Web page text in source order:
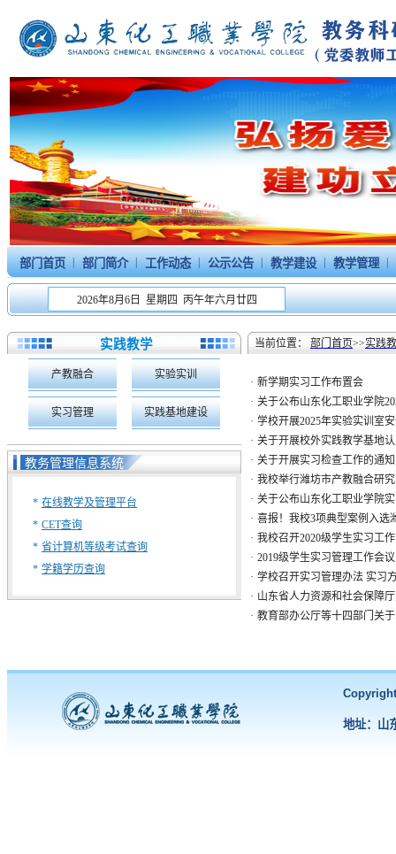
部门首页 | 部门简介 | 工作动态 | 公示公告 | 教学建设 | 教学管理 |
2026年8月6日 星期四 丙午年六月廿四
实践教学
产教融合 实验实训
实习管理 实践基地建设
教务管理信息系统
* 在线教学及管理平台
* CET查询
* 省计算机等级考试查询
* 学籍学历查询
当前位置： 部门首页>>实践
· 新学期实习工作布置会
· 关于公布山东化工职业学院
· 学校开展2025年实验实训室
· 关于开展校外实践教学基地
· 关于开展实习检查工作的通知
· 我校举行潍坊市产教融合研
· 关于公布山东化工职业学院
· 喜报！我校3项典型案例入选
· 我校召开2020级学生实习工
· 2019级学生实习管理工作会议
· 学校召开实习管理办法 实习
· 山东省人力资源和社会保障
· 教育部办公厅等十四部门关
Copyright
地址：山